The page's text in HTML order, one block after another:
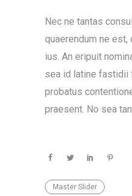
Nec ne tantas
quaerendum ne
ius. An eripuit
sea id latine fastidii
probatus
praesent. No sea
Master Slider